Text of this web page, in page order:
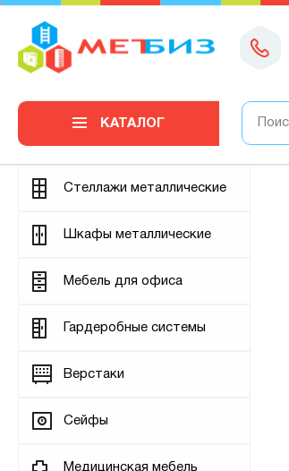
0
КАТАЛОГ
Стеллажи металлические
Шкафы металлические
Мебель для офиса
Гардеробные системы
Верстаки
Сейфы
Медицинская мебель